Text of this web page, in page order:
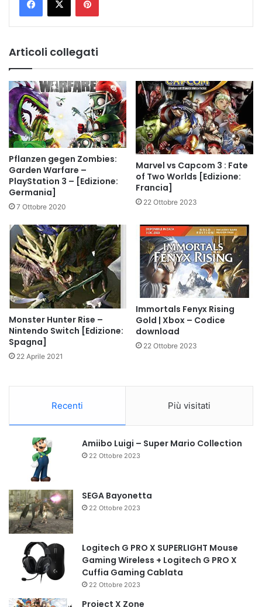
Articoli collegati
Pflanzen gegen Zombies:
Garden Warfare –
PlayStation 3 – [Edizione:
Germania]
7 Ottobre 2020
Marvel vs Capcom 3 : Fate
of Two Worlds [Edizione:
Francia]
22 Ottobre 2023
Monster Hunter Rise –
Nintendo Switch [Edizione:
Spagna]
22 Aprile 2021
Immortals Fenyx Rising
Gold | Xbox – Codice
download
22 Ottobre 2023
Recenti Più visitati
Amiibo Luigi – Super Mario Collection
22 Ottobre 2023
SEGA Bayonetta
22 Ottobre 2023
Logitech G PRO X SUPERLIGHT Mouse
Gaming Wireless + Logitech G PRO X
Cuffia Gaming Cablata
22 Ottobre 2023
Project X Zone